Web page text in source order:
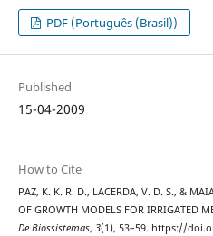
PDF (Português (Brasil))
Published
15-04-2009
How to Cite
PAZ, K. K. R. D., LACERDA, V. D. S., &
OF GROWTH MODELS FOR IRRIGATED
De Biossistemas, 3(1), 53–59. https://